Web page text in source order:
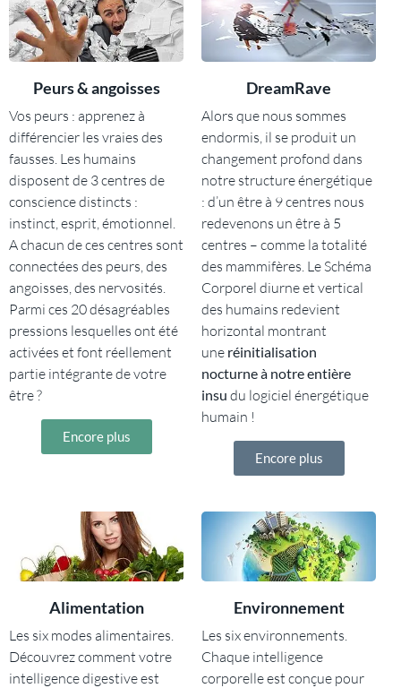
Peurs & angoisses
Vos peurs : apprenez à
différencier les vraies des
fausses. Les humains
disposent de 3 centres de
conscience distincts :
instinct, esprit, émotionnel.
A chacun de ces centres sont
connectées des peurs, des
angoisses, des nervosités.
Parmi ces 20 désagréables
pressions lesquelles ont été
activées et font réellement
partie intégrante de votre
être ?
Encore plus
DreamRave
Alors que nous sommes
endormis, il se produit un
changement profond dans
notre structure énergétique
: d’un être à 9 centres nous
redevenons un être à 5
centres – comme la totalité
des mammifères. Le Schéma
Corporel diurne et vertical
des humains redevient
horizontal montrant
une réinitialisation
nocturneà notre entière
insu du logiciel énergétique
humain !
Encore plus
Alimentation
Les six modes alimentaires.
Découvrez comment votre
intelligence digestive est
Environnement
Les six environnements.
Chaque intelligence
corporelle est conçue pour